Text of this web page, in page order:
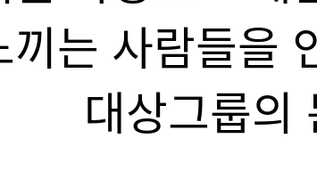
신념과 경영
세상 속에서 실